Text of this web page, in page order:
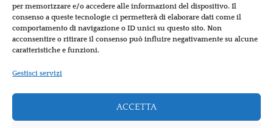
per memorizzare e/o accedere alle informazioni del dispositivo. Il
consenso a queste tecnologie ci permetterà di elaborare dati come il
comportamento di navigazione o ID unici su questo sito. Non
acconsentire o ritirare il consenso può influire negativamente su alcune
caratteristiche e funzioni.
Gestisci servizi
ACCETTA
Domenica: